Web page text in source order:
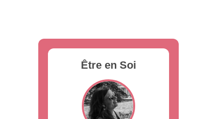
Être en Soi